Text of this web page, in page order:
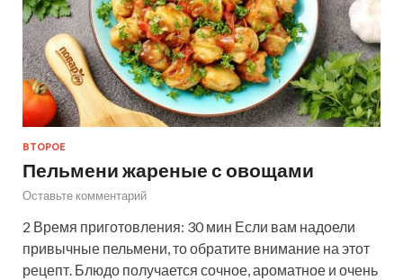
ВТОРОЕ
Пельмени жареные с овощами
Оставьте комментарий
2 Время приготовления: 30 мин Если вам надоели
привычные пельмени, то обратите внимание на этот
рецепт. Блюдо получается сочное, ароматное и очень